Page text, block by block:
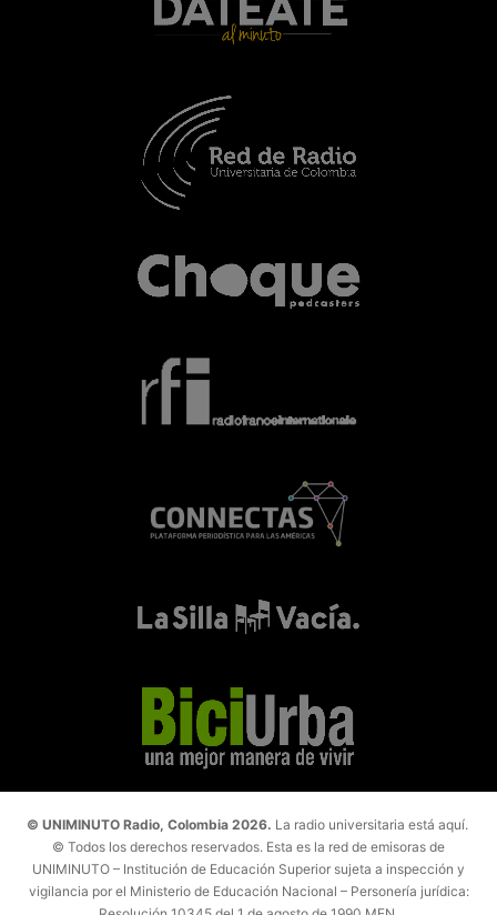
© UNIMINUTO Radio, Colombia 2026. La radio universitaria está aquí.
© Todos los derechos reservados. Esta es la red de emisoras de
UNIMINUTO – Institución de Educación Superior sujeta a inspección y
vigilancia por el Ministerio de Educación Nacional – Personería jurídica: